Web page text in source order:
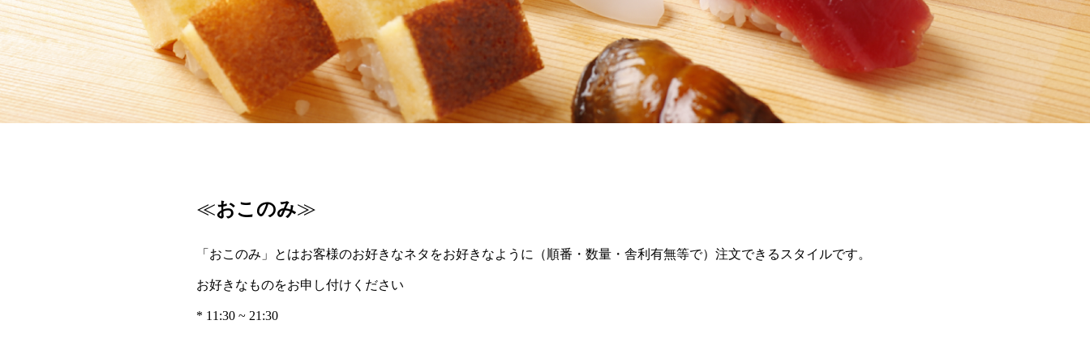
≪おこのみ≫
「おこのみ」とはお客様のお好きなネタをお好きなように（順番・数量・舎利有無等で）注文できるスタイルです。
お好きなものをお申し付けください
* 11:30 ~ 21:30